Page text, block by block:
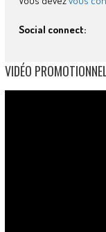
Social connect:
VIDÉO